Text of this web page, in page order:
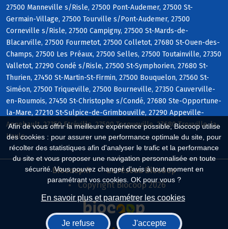
Afin de vous offrir la meilleure expérience possible, Biocoop utilise
des cookies : pour assurer une performance optimale du site, pour
récolter des statistiques afin d'analyser le trafic et la performance
du site et vous proposer une navigation personnalisée en toute
sécurité. Vous pouvez changer d'avis à tout moment en
paramétrant vos cookies. OK pour vous ?
En savoir plus et paramétrer les cookies
Je refuse J'accepte
27500 Manneville s/Risle, 27500 Pont-Audemer, 27500 St-
Germain-Village, 27500 Tourville s/Pont-Audemer, 27500
Corneville s/Risle, 27500 Campigny, 27500 St-Mards-de-
Blacarville, 27500 Fourmetot, 27500 Colletot, 27680 St-Ouen-des-
Champs, 27500 Les Préaux, 27500 Selles, 27500 Toutainville, 27350
Valletot, 27290 Condé s/Risle, 27500 St-Symphorien, 27680 St-
Thurien, 27450 St-Martin-St-Firmin, 27500 Bouquelon, 27560 St-
Siméon, 27500 Triqueville, 27500 Bourneville, 27350 Cauverville-
en-Roumois, 27450 St-Christophe s/Condé, 27680 Ste-Opportune-
la-Mare, 27210 St-Sulpice-de-Grimbouville, 27290 Appeville-
Annebault, 27350 Etréville, 27500 Tocqueville, 27680 Trouville-la-
Haule
Biocoop.fr
Le réseau Biocoop
Copyright Biocoop 2026